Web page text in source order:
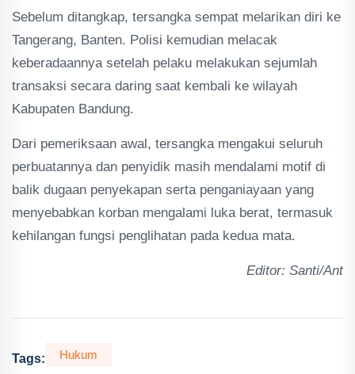
Sebelum ditangkap, tersangka sempat melarikan diri ke
Tangerang, Banten. Polisi kemudian melacak
keberadaannya setelah pelaku melakukan sejumlah
transaksi secara daring saat kembali ke wilayah
Kabupaten Bandung.
Dari pemeriksaan awal, tersangka mengakui seluruh
perbuatannya dan penyidik masih mendalami motif di
balik dugaan penyekapan serta penganiayaan yang
menyebabkan korban mengalami luka berat, termasuk
kehilangan fungsi penglihatan pada kedua mata.
Editor: Santi/Ant
Tags: Hukum